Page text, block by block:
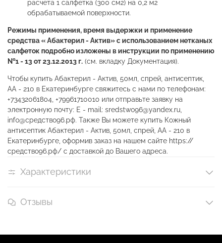
расчета 1 салфетка (300 см2) на 0,2 м2
обрабатываемой поверхности.
Режимы применения, время выдержки и применение
средства « Абактерил - Актив» с использованием нетканых
салфеток подробно изложены в инструкции по применению
№1 - 13 от 23.12.2013 г. (см. вкладку Документация).
Чтобы купить Абактерил - Актив, 50мл, спрей, антисептик,
АА - 210 в Екатеринбурге свяжитесь с нами по телефонам:
+73432061804, +79961710010 или отправьте заявку на
электронную почту: E - mail: sredstwo96@yandex.ru,
info@средство96.рф. Также Вы можете купить Кожный
антисептик Абактерил - Актив, 50мл, спрей, АА - 210 в
Екатеринбурге, оформив заказ на нашем сайте https://
средство96.рф/ с доставкой до Вашего адреса.
Характеристики
Отзывы